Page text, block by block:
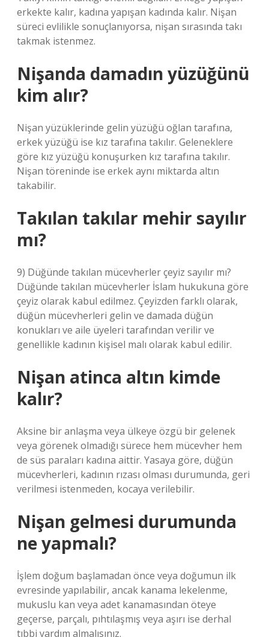
erkekte kalır, kadına yapışan kadında kalır. Nişan
süreci evlilikle sonuçlanıyorsa, nişan sırasında takı
takmak istenmez.
Nişanda damadın yüzüğünü
kim alır?
Nişan yüzüklerinde gelin yüzüğü oğlan tarafına,
erkek yüzüğü ise kız tarafına takılır. Geleneklere
göre kız yüzüğü konuşurken kız tarafına takılır.
Nişan töreninde ise erkek aynı miktarda altın
takabilir.
Takılan takılar mehir sayılır
mı?
9) Düğünde takılan mücevherler çeyiz sayılır mı?
Düğünde takılan mücevherler İslam hukukuna göre
çeyiz olarak kabul edilmez. Çeyizden farklı olarak,
düğün mücevherleri gelin ve damada düğün
konukları ve aile üyeleri tarafından verilir ve
genellikle kadının kişisel malı olarak kabul edilir.
Nişan atinca altın kimde
kalır?
Aksine bir anlaşma veya ülkeye özgü bir gelenek
veya görenek olmadığı sürece hem mücevher hem
de süs paraları kadına aittir. Yasaya göre, düğün
mücevherleri, kadının rızası olması durumunda, geri
verilmesi istenmeden, kocaya verilebilir.
Nişan gelmesi durumunda
ne yapmalı?
İşlem doğum başlamadan önce veya doğumun ilk
evresinde yapılabilir, ancak kanama lekelenme,
mukuslu kan veya adet kanamasından öteye
geçerse, parçalı, pıhtılaşmış veya aşırı ise derhal
tıbbi yardım almalısınız.